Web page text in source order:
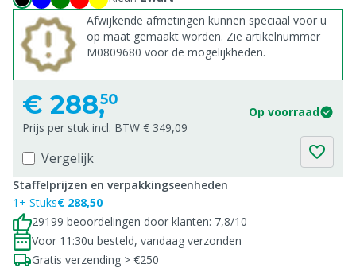
Afwijkende afmetingen kunnen speciaal voor u
op maat gemaakt worden. Zie artikelnummer
M0809680 voor de mogelijkheden.
€ 288,50
Op voorraad
Prijs per stuk incl. BTW € 349,09
Vergelijk
Staffelprijzen en verpakkingseenheden
1+ Stuks€ 288,50
29199 beoordelingen door klanten: 7,8/10
Voor 11:30u besteld, vandaag verzonden
Gratis verzending > €250